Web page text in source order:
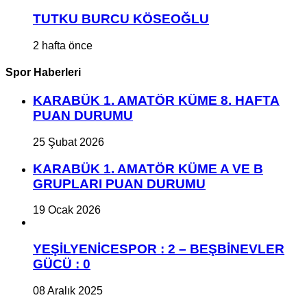
TUTKU BURCU KÖSEOĞLU
2 hafta önce
Spor Haberleri
KARABÜK 1. AMATÖR KÜME 8. HAFTA
PUAN DURUMU
25 Şubat 2026
KARABÜK 1. AMATÖR KÜME A VE B
GRUPLARI PUAN DURUMU
19 Ocak 2026
YEŞİLYENİCESPOR : 2 – BEŞBİNEVLER
GÜCÜ : 0
08 Aralık 2025